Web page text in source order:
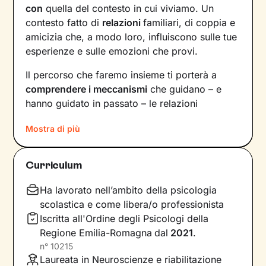
con quella del contesto in cui viviamo. Un
contesto fatto di relazionifamiliari, di coppia e
amicizia che, a modo loro, influiscono sulle tue
esperienze e sulle emozioni che provi.
Il percorso che faremo insieme ti porterà a
comprendere i meccanismi che guidano – e
hanno guidato in passato – le relazioni
alla base di ciò che stai vivendo oggi.
Imparerai a trasformare alcuni elementi che non
ti rappresentano più e scoprirai dentro di te
competenze e potenzialitàche non sapevi di
avere. Davanti ai tuoi occhi compariranno
nuove strade da percorrere, un passo dopo
Mostra di più
Curriculum
Ha lavorato nell’ambito della psicologia
scolastica e come libera/o professionista
Iscritta all'Ordine degli Psicologi della
Regione Emilia-Romagna dal 2021.
n° 10215
Laureata in Neuroscienze e riabilitazione